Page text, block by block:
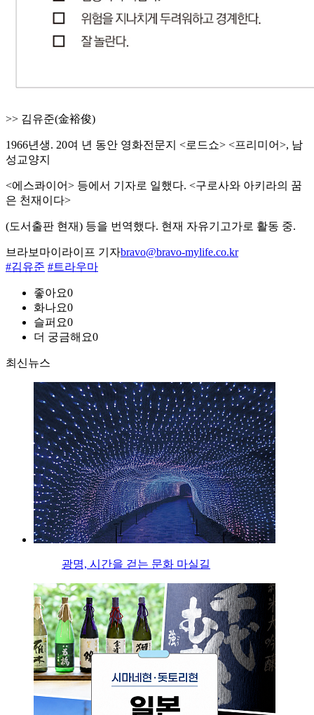
>> 김유준(金裕俊)
1966년생. 20여 년 동안 영화전문지 <로드쇼> <프리미어>, 남
성교양지
<에스콰이어> 등에서 기자로 일했다. <구로사와 아키라의 꿈
은 천재이다>
(도서출판 현재) 등을 번역했다. 현재 자유기고가로 활동 중.
브라보마이라이프 기자bravo@bravo-mylife.co.kr
#김유준 #트라우마
좋아요0
화나요0
슬퍼요0
더 궁금해요0
최신뉴스
광명, 시간을 걷는 문화 마실길